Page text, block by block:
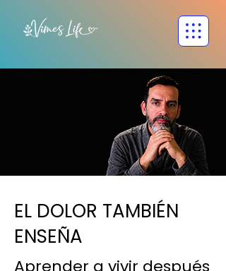
EL DOLOR TAMBIÉN
ENSEÑA
Aprender a vivir después